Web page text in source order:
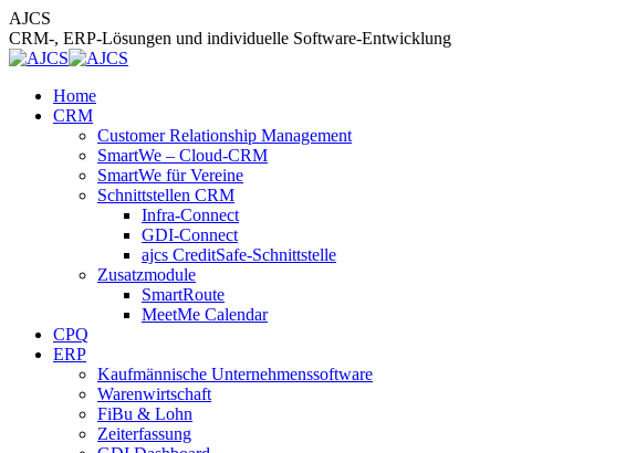
Zum
Inhalt
springen
AJCS
CRM-, ERP-Lösungen und individuelle Software-Entwicklung
Home
CRM
Customer Relationship Management
SmartWe – Cloud-CRM
SmartWe für Vereine
Schnittstellen CRM
Infra-Connect
GDI-Connect
ajcs CreditSafe-Schnittstelle
Zusatzmodule
SmartRoute
MeetMe Calendar
CPQ
ERP
Kaufmännische Unternehmenssoftware
Warenwirtschaft
FiBu & Lohn
Zeiterfassung